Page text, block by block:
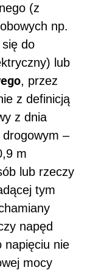
(z
np.
do
lub
, przez
z definicją
z dnia
–
m
lub rzeczy
tym
napęd
napięciu nie
mocy